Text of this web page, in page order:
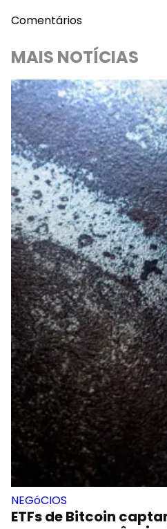
Comentários
MAIS NOTÍCIAS
NEGóCIOS
ETFs de Bitcoin